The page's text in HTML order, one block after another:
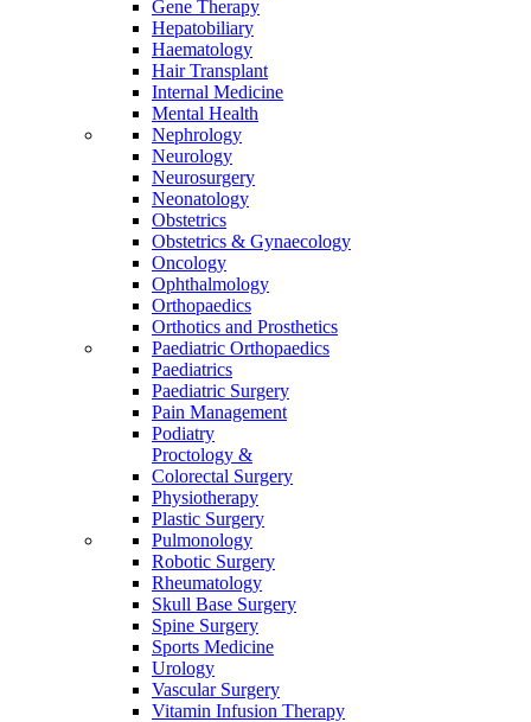
Gene Therapy
Hepatobiliary
Haematology
Hair Transplant
Internal Medicine
Mental Health
Nephrology
Neurology
Neurosurgery
Neonatology
Obstetrics
Obstetrics & Gynaecology
Oncology
Ophthalmology
Orthopaedics
Orthotics and Prosthetics
Paediatric Orthopaedics
Paediatrics
Paediatric Surgery
Pain Management
Podiatry
Proctology &
Colorectal Surgery
Physiotherapy
Plastic Surgery
Pulmonology
Robotic Surgery
Rheumatology
Skull Base Surgery
Spine Surgery
Sports Medicine
Urology
Vascular Surgery
Vitamin Infusion Therapy